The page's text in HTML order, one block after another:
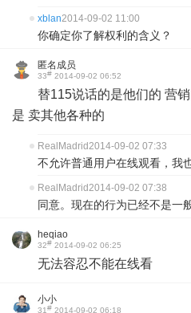
xblan2014-09-02 11:00
你确定你了解权利的含义？
匿名成员
33# 2014-09-02 06:52
替115说话的是他们的 营
是 卖其他各种的
RealMadrid2014-09-02 07:33
不允许普通用户在线观看，我
RealMadrid2014-09-02 07:38
同意。现在的行为已经不是一
heqiao
32# 2014-09-02 06:25
无法容忍不能在线看
小小
31# 2014-09-02 06:18